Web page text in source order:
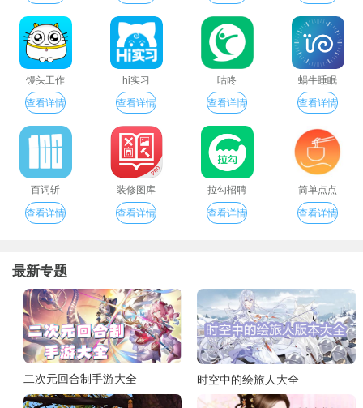
馒头工作
查看详情
hi实习
查看详情
咕咚
查看详情
蜗牛睡眠
查看详情
百词斩
查看详情
装修图库
查看详情
拉勾招聘
查看详情
简单点点
查看详情
最新专题
二次元回合制手游大全 时空中的绘旅人大全